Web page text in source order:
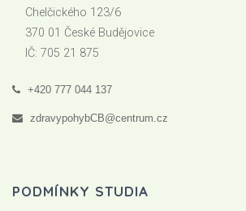
Chelčického 123/6
370 01 České Budějovice
IČ: 705 21 875
+420 777 044 137
zdravypohybCB@centrum.cz
PODMÍNKY STUDIA